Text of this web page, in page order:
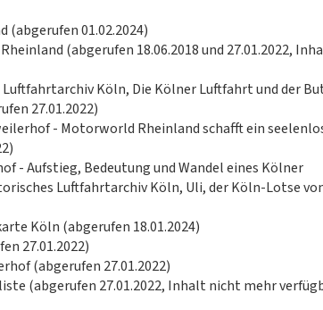
01.02.2024)
(abgerufen 18.06.2018 und 27.01.2022,
Luftfahrtarchiv Köln, Die Kölner Luftfahrt und der
27.01.2022)
- Motorworld Rheinland schafft ein
- Aufstieg, Bedeutung und Wandel eines Kölner
Luftfahrtarchiv Köln, Uli, der Köln-Lotse
Köln (abgerufen 18.01.2024)
27.01.2022)
(abgerufen 27.01.2022)
(abgerufen 27.01.2022, Inhalt nicht mehr